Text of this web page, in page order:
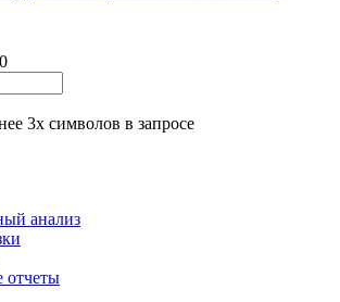
3х символов в запросе
анализ